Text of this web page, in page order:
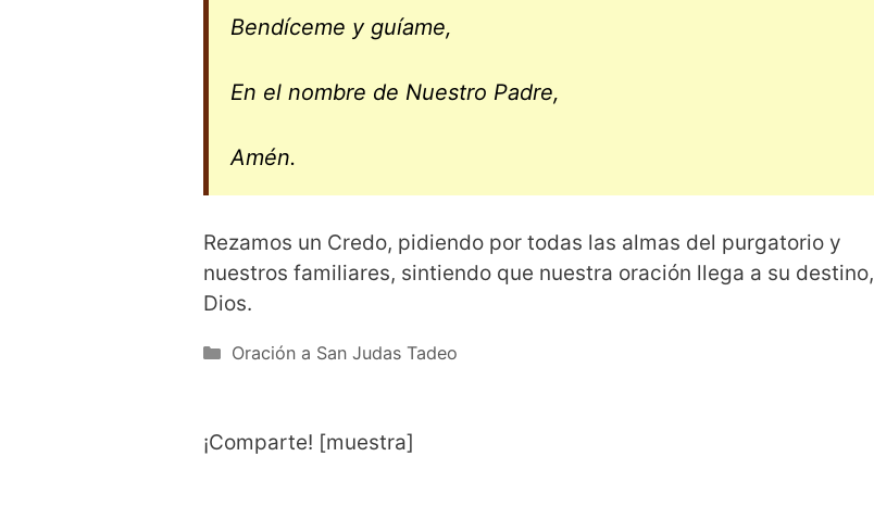
Bendíceme y guíame,
En el nombre de Nuestro Padre,
Amén.
Rezamos un Credo, pidiendo por todas las almas del purgatorio y
nuestros familiares, sintiendo que nuestra oración llega a su destino,
Dios.
Categorías
Oración a San Judas Tadeo
¡Comparte! [muestra]